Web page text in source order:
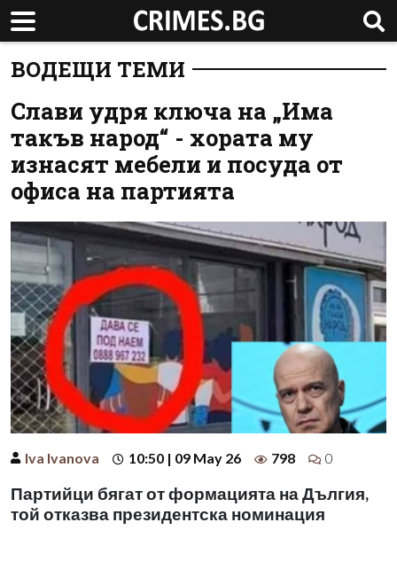
ВОДЕЩИ ТЕМИ
Слави удря ключа на „Има
такъв народ“ - хората му
изнасят мебели и посуда от
офиса на партията
Iva Ivanova 10:50 | 09 May 26 798 0
Партийци бягат от формацията на Дългия,
той отказва президентска номинация